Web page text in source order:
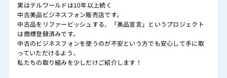
実はテルワールドは10年以上続く
中古美品ビジネスフォン販売店です。
中古品をリファービッシュする、「美品宣言」というプロジェクト
は商標登録済みです。
中古のビジネスフォンを使うのが不安という方でも安心して手に取
っていただけるよう、
私たちの取り組みを少しだけご紹介します！